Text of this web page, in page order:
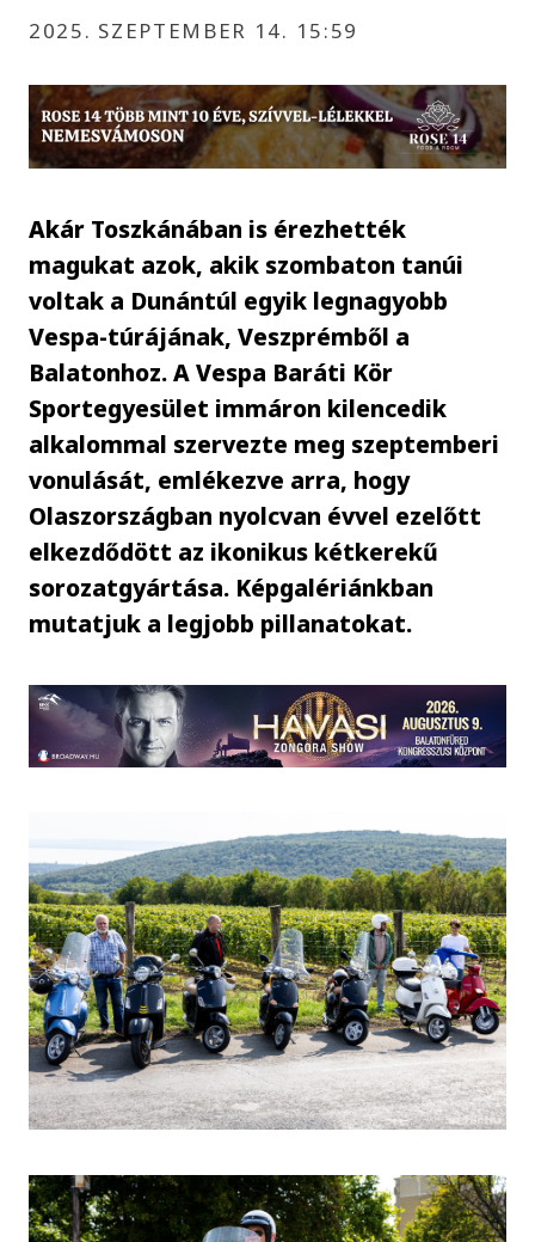
2025. SZEPTEMBER 14. 15:59
Akár Toszkánában is érezhették
magukat azok, akik szombaton tanúi
voltak a Dunántúl egyik legnagyobb
Vespa-túrájának, Veszprémből a
Balatonhoz. A Vespa Baráti Kör
Sportegyesület immáron kilencedik
alkalommal szervezte meg szeptemberi
vonulását, emlékezve arra, hogy
Olaszországban nyolcvan évvel ezelőtt
elkezdődött az ikonikus kétkerekű
sorozatgyártása. Képgalériánkban
mutatjuk a legjobb pillanatokat.